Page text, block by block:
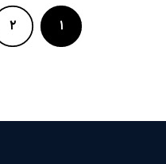
۱ ۲